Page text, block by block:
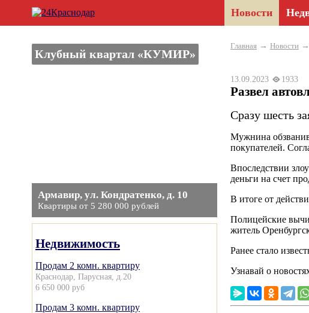
Новости
Клубный квартал «КУМИР»
Армавир, ул. Кондратенко, д. 10
Квартиры от 5 280 000 рублей
Недвижимость
Продам 2 комн. квартиру
Краснодар, Парусная, д.20
6 650 000 руб
Продам 3 комн. квартиру
Главная → Новости →
13.09.2023 1933
Развел
Сразу шесть
Мужнина
покупателей.
Впоследствии
деньги на счет
В итоге от
Полицейские
житель
Ранее стало
Узнавай о